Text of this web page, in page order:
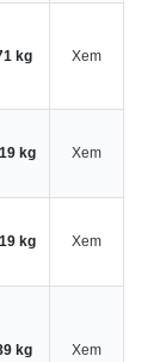
kg Xem
kg Xem
kg Xem
kg Xem